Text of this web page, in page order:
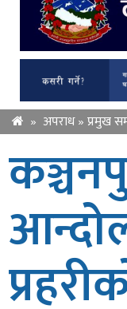
» अपराध»प्रमुख